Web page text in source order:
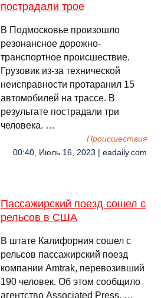
пострадали трое
В Подмосковье произошло
резонансное дорожно-
транспортное происшествие.
Грузовик из-за технической
неисправности протаранил 15
автомобилей на трассе. В
результате пострадали три
человека. …
Происшествия
00:40, Июль 16, 2023 | eadaily.com
Пассажирский поезд сошел с
рельсов в США
В штате Калифорния сошел с
рельсов пассажирский поезд
компании Amtrak, перевозивший
190 человек. Об этом сообщило
агентство Associated Press. …